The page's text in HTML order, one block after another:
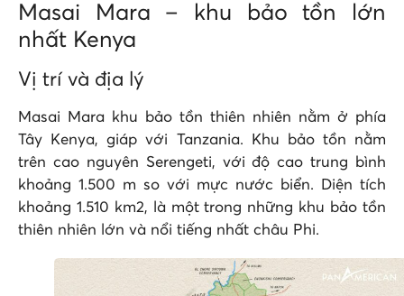
Masai Mara – khu bảo tồn lớn
nhất Kenya
Vị trí và địa lý
Masai Mara khu bảo tồn thiên nhiên nằm ở phía
Tây Kenya, giáp với Tanzania. Khu bảo tồn nằm
trên cao nguyên Serengeti, với độ cao trung bình
khoảng 1.500 m so với mực nước biển. Diện tích
khoảng 1.510 km2, là một trong những khu bảo tồn
thiên nhiên lớn và nổi tiếng nhất châu Phi.